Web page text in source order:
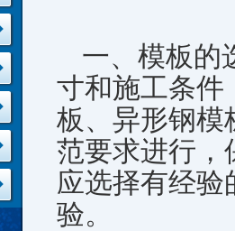
一、模板的
寸和施工条件
板、异形钢模
范要求进行，
应选择有经验
验。